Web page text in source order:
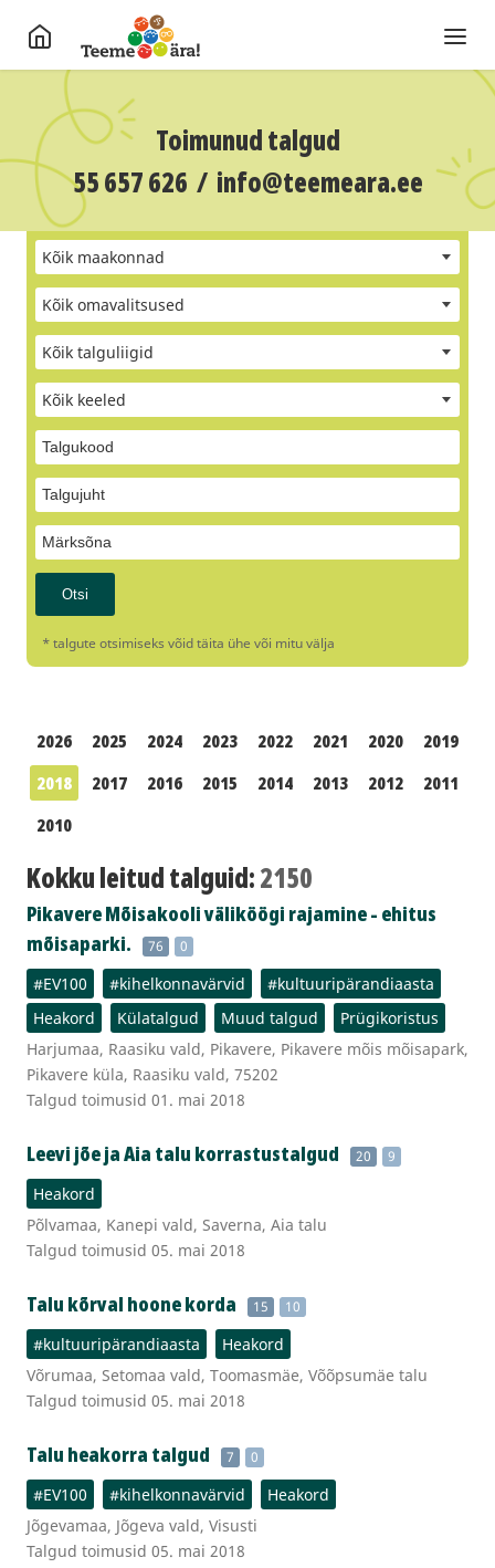
Toimunud talgud
55 657 626 / info@teemeara.ee
Kõik maakonnad
Kõik omavalitsused
Kõik talguliigid
Kõik keeled
* talgute otsimiseks võid täita ühe või mitu välja
2026 2025 2024 2023 2022 2021 2020
2019
2018
2017 2016 2015 2014 2013 2012
2011
2010
Kokku leitud talguid:2150
Pikavere Mõisakooli väliköögi rajamine - ehitus
mõisaparki.
76 0
#EV100 #kihelkonnavärvid
#kultuuripärandiaasta
Heakord
Külatalgud Muud talgud
Prügikoristus
Harjumaa, Raasiku vald, Pikavere, Pikavere mõis mõisapark,
Pikavere küla, Raasiku vald, 75202
Talgud toimusid 01. mai 2018
Leevi jõe ja Aia talu korrastustalgud 20 9
Heakord
Põlvamaa, Kanepi vald, Saverna, Aia talu
Talgud toimusid 05. mai 2018
Talu kõrval hoone korda 15 10
#kultuuripärandiaasta
Heakord
Võrumaa, Setomaa vald, Toomasmäe, Võõpsumäe talu
Talgud toimusid 05. mai 2018
Talu heakorra talgud 7 0
#EV100 #kihelkonnavärvid
Heakord
Jõgevamaa, Jõgeva vald, Visusti
Talgud toimusid 05. mai 2018